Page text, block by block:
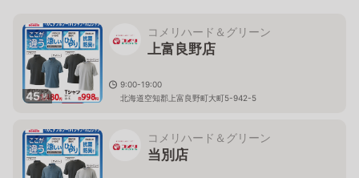
45枚
コメリハード＆グリーン
上富良野店
9:00-19:00
北海道空知郡上富良野町大町5-942-5
コメリハード＆グリーン
当別店